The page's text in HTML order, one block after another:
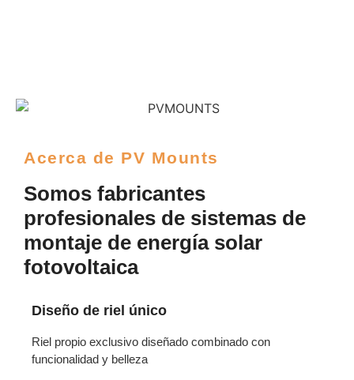
Acerca de PV Mounts
Somos fabricantes
profesionales de sistemas de
montaje de energía solar
fotovoltaica
Diseño de riel único
Riel propio exclusivo diseñado combinado con
funcionalidad y belleza